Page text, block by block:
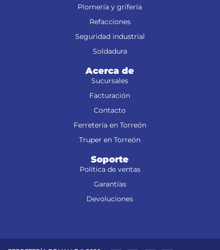
Plomería y grifería
Refacciones
Seguridad industrial
Soldadura
Acerca de
Sucursales
Facturación
Contacto
Ferretería en Torreón
Truper en Torreón
Soporte
Política de ventas
Garantías
Devoluciones